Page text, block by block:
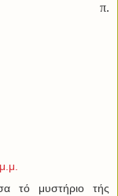
τό μυστήριο τής